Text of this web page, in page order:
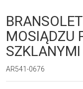
MOSIĄDZU
AR541-0676